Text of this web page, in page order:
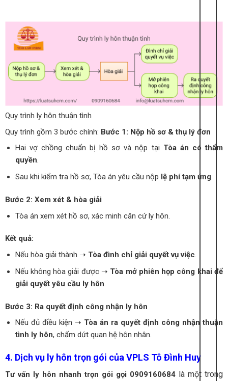
Quy trình ly hôn thuận tình
Quy trình gồm 3 bước chính: Bước 1: Nộp hồ sơ & thụ lý đơn
Hai vợ chồng chuẩn bị hồ sơ và nộp tại Tòa án có thẩm
quyền.
Sau khi kiểm tra hồ sơ, Tòa án yêu cầu nộp lệ phí tạm ứng.
Bước 2: Xem xét & hòa giải
Tòa án xem xét hồ sơ, xác minh căn cứ ly hôn.
Kết quả:
Nếu hòa giải thành ➝ Tòa đình chỉ giải quyết vụ việc.
Nếu không hòa giải được ➝ Tòa mở phiên họp công khai để
giải quyết yêu cầu ly hôn.
Bước 3: Ra quyết định công nhận ly hôn
Nếu đủ điều kiện ➝ Tòa án ra quyết định công nhận thuận
tình ly hôn, chấm dứt quan hệ hôn nhân.
4. Dịch vụ ly hôn trọn gói của VPLS Tô Đình Huy
Tư vấn ly hôn nhanh trọn gói gọi 0909160684 là một trong